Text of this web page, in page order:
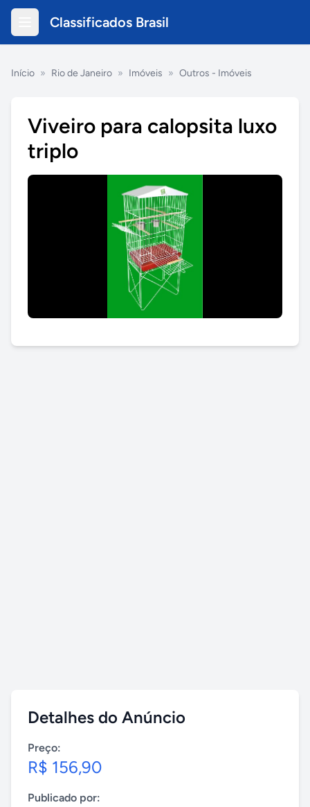
Classificados Brasil
Início » Rio de Janeiro » Imóveis » Outros - Imóveis
Viveiro para calopsita luxo
triplo
Detalhes do Anúncio
Preço:
R$ 156,90
Publicado por: